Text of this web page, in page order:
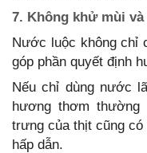
7. Không khử mùi
Nước luộc không chỉ
góp phần quyết định
Nếu chỉ dùng nước
hương thơm
trưng của thịt cũng
hấp dẫn.